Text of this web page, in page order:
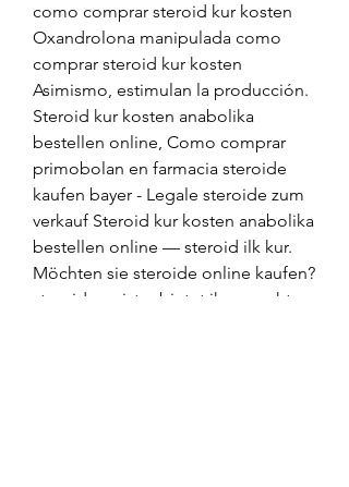
como comprar steroid kur kosten
Oxandrolona manipulada como
comprar steroid kur kosten
Asimismo, estimulan la producción.
Steroid kur kosten anabolika
bestellen online, Como comprar
primobolan en farmacia steroide
kaufen bayer - Legale steroide zum
verkauf Steroid kur kosten anabolika
bestellen online — steroid ilk kur.
Möchten sie steroide online kaufen?
steroidemeister bietet ihnen echte